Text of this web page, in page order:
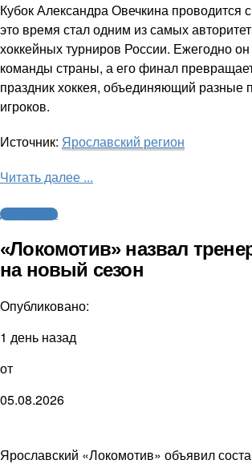
Кубок Александра Овечкина проводится
это время стал одним из самых
хоккейных турниров России. Ежегодно
команды страны, а его финал
праздник хоккея, объединяющий разные
игроков.
Источник: Ярославский регион
Читать далее ...
Другие виды
«Локомотив» назвал
на новый сезон
Опубликовано:
1 день назад
от
05.08.2026
Ярославский «Локомотив» объявил